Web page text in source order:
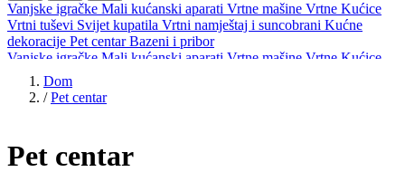
Vanjske igračke Mali kućanski aparati Vrtne mašine Vrtne Kućice
Vrtni tuševi Svijet kupatila Vrtni namještaj i suncobrani Kućne
dekoracije Pet centarBazeni i pribor
Vanjske igračke Mali kućanski aparati Vrtne mašine Vrtne Kućice
Vrtni tuševi
dekoracijePet centar
Dom
/ Pet centar
Pet centar